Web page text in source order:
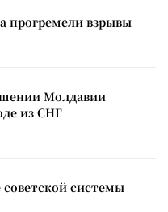
прогремели взрывы
Молдавии
из СНГ
советской системы